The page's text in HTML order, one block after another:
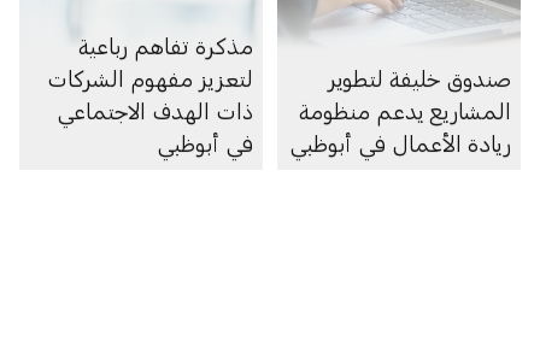
صندوق خليفة لتطوير
المشاريع يدعم منظومة
ريادة الأعمال في أبوظبي
مذكرة تفاهم رباعية
لتعزيز مفهوم الشركات
ذات الهدف الاجتماعي
في أبوظبي